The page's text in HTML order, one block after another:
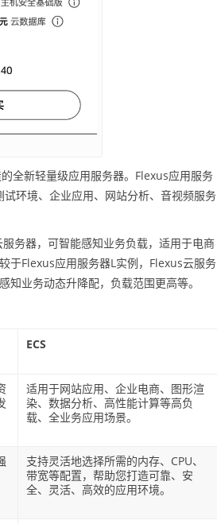
全新轻量级应用服务器。Flexus应用服务
环境、企业应用、网站分析、音视频服务
务器，可智能感知业务负载，适用于电商
于Flexus应用服务器L实例，Flexus云服务
业务动态升降配，负载范围更高等。
ECS
适用于网站应用、企业电商、图形渲
染、数据分析、高性能计算等高负
载、全业务应用场景。
支持灵活地选择所需的内存、CPU、
带宽等配置，帮助您打造可靠、安
全、灵活、高效的应用环境。